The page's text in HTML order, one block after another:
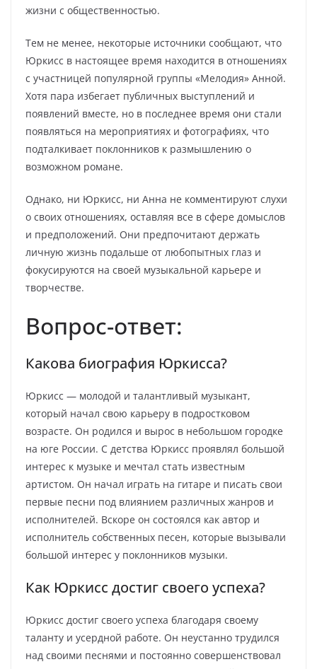
жизни с общественностью.
Тем не менее, некоторые источники сообщают, что
Юркисс в настоящее время находится в отношениях
с участницей популярной группы «Мелодия» Анной.
Хотя пара избегает публичных выступлений и
появлений вместе, но в последнее время они стали
появляться на мероприятиях и фотографиях, что
подталкивает поклонников к размышлению о
возможном романе.
Однако, ни Юркисс, ни Анна не комментируют слухи
о своих отношениях, оставляя все в сфере домыслов
и предположений. Они предпочитают держать
личную жизнь подальше от любопытных глаз и
фокусируются на своей музыкальной карьере и
творчестве.
Вопрос-ответ:
Какова биография Юркисса?
Юркисс — молодой и талантливый музыкант,
который начал свою карьеру в подростковом
возрасте. Он родился и вырос в небольшом городке
на юге России. С детства Юркисс проявлял большой
интерес к музыке и мечтал стать известным
артистом. Он начал играть на гитаре и писать свои
первые песни под влиянием различных жанров и
исполнителей. Вскоре он состоялся как автор и
исполнитель собственных песен, которые вызывали
большой интерес у поклонников музыки.
Как Юркисс достиг своего успеха?
Юркисс достиг своего успеха благодаря своему
таланту и усердной работе. Он неустанно трудился
над своими песнями и постоянно совершенствовал